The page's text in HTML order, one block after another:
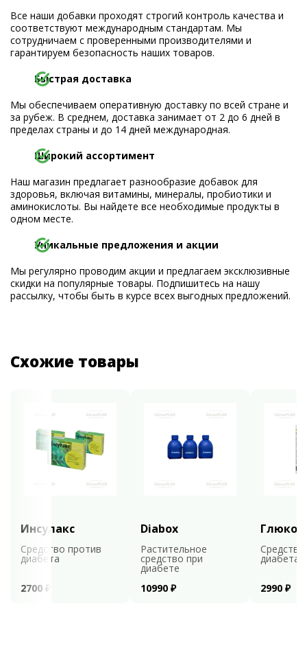
Все наши добавки проходят строгий контроль качества и
соответствуют международным стандартам. Мы
сотрудничаем с проверенными производителями и
гарантируем безопасность наших товаров.
Быстрая доставка
Мы обеспечиваем оперативную доставку по всей стране и
за рубеж. В среднем, доставка занимает от 2 до 6 дней в
пределах страны и до 14 дней международная.
Широкий ассортимент
Наш магазин предлагает разнообразие добавок для
здоровья, включая витамины, минералы, пробиотики и
аминокислоты. Вы найдете все необходимые продукты в
одном месте.
Уникальные предложения и акции
Мы регулярно проводим акции и предлагаем эксклюзивные
скидки на популярные товары. Подпишитесь на нашу
рассылку, чтобы быть в курсе всех выгодных предложений.
Схожие товары
Инсулакс
Средство против
диабета
2700 ₽
Diabox
Растительное
средство при
диабете
10990 ₽
диабета
2990 ₽